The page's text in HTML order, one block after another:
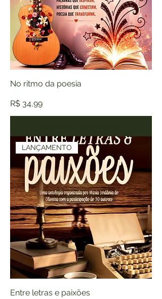
No ritmo da poesia
Preço
R$ 34,99
LANÇAMENTO
Entre letras e paixões